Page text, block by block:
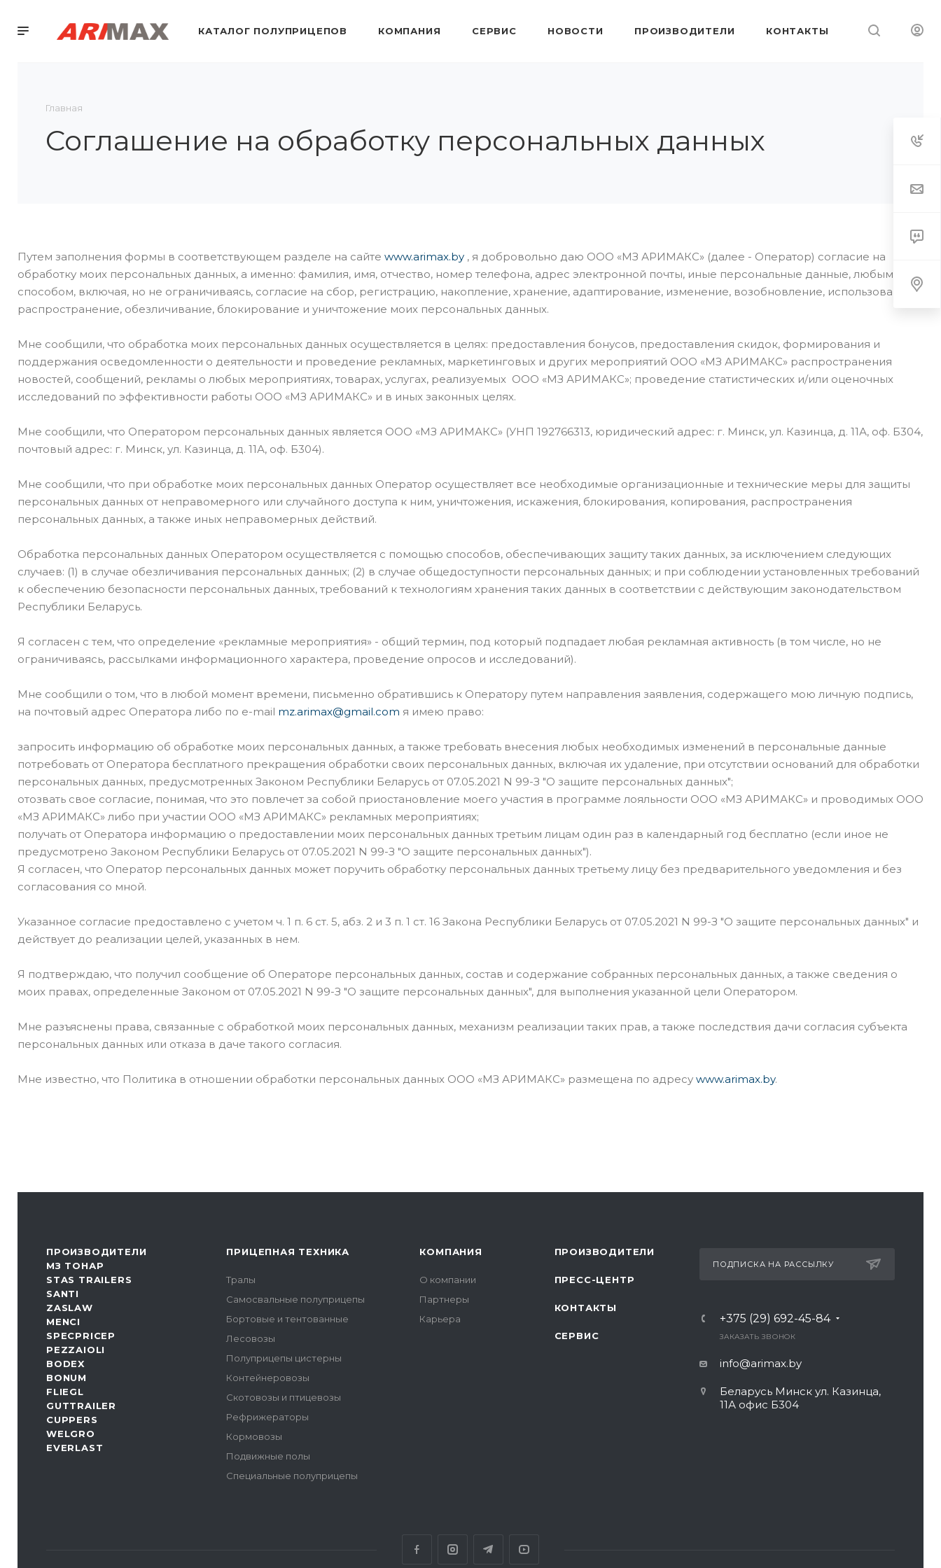
КАТАЛОГ ПОЛУПРИЦЕПОВ КОМПАНИЯ СЕРВИС НОВОСТИ ПРОИЗВОДИТЕЛИ КОНТАКТЫ
Главная
Соглашение на обработку персональных данных
Путем заполнения формы в соответствующем разделе на сайте www.arimax.by , я добровольно даю ООО «МЗ АРИМАКС» (далее - Оператор) согласие на
обработку моих персональных данных, а именно: фамилия, имя, отчество, номер телефона, адрес электронной почты, иные персональные данные, любым
способом, включая, но не ограничиваясь, согласие на сбор, регистрацию, накопление, хранение, адаптирование, изменение, возобновление, использование,
распространение, обезличивание, блокирование и уничтожение моих персональных данных.
Мне сообщили, что обработка моих персональных данных осуществляется в целях: предоставления бонусов, предоставления скидок, формирования и
поддержания осведомленности о деятельности и проведение рекламных, маркетинговых и других мероприятий ООО «МЗ АРИМАКС» распространения
новостей, сообщений, рекламы о любых мероприятиях, товарах, услугах, реализуемых ООО «МЗ АРИМАКС»; проведение статистических и/или оценочных
исследований по эффективности работы ООО «МЗ АРИМАКС» и в иных законных целях.
Мне сообщили, что Оператором персональных данных является ООО «МЗ АРИМАКС» (УНП 192766313, юридический адрес: г. Минск, ул. Казинца, д. 11А, оф. Б304,
почтовый адрес: г. Минск, ул. Казинца, д. 11А, оф. Б304).
Мне сообщили, что при обработке моих персональных данных Оператор осуществляет все необходимые организационные и технические меры для защиты
персональных данных от неправомерного или случайного доступа к ним, уничтожения, искажения, блокирования, копирования, распространения
персональных данных, а также иных неправомерных действий.
Обработка персональных данных Оператором осуществляется с помощью способов, обеспечивающих защиту таких данных, за исключением следующих
случаев: (1) в случае обезличивания персональных данных; (2) в случае общедоступности персональных данных; и при соблюдении установленных требований
к обеспечению безопасности персональных данных, требований к технологиям хранения таких данных в соответствии с действующим законодательством
Республики Беларусь.
Я согласен с тем, что определение «рекламные мероприятия» - общий термин, под который подпадает любая рекламная активность (в том числе, но не
ограничиваясь, рассылками информационного характера, проведение опросов и исследований).
Мне сообщили о том, что в любой момент времени, письменно обратившись к Оператору путем направления заявления, содержащего мою личную подпись,
на почтовый адрес Оператора либо по e-mail mz.arimax@gmail.com я имею право:
запросить информацию об обработке моих персональных данных, а также требовать внесения любых необходимых изменений в персональные данные
потребовать от Оператора бесплатного прекращения обработки своих персональных данных, включая их удаление, при отсутствии оснований для обработки
персональных данных, предусмотренных Законом Республики Беларусь от 07.05.2021 N 99-З "О защите персональных данных";
отозвать свое согласие, понимая, что это повлечет за собой приостановление моего участия в программе лояльности ООО «МЗ АРИМАКС» и проводимых ООО
«МЗ АРИМАКС» либо при участии ООО «МЗ АРИМАКС» рекламных мероприятиях;
получать от Оператора информацию о предоставлении моих персональных данных третьим лицам один раз в календарный год бесплатно (если иное не
предусмотрено Законом Республики Беларусь от 07.05.2021 N 99-З "О защите персональных данных").
Я согласен, что Оператор персональных данных может поручить обработку персональных данных третьему лицу без предварительного уведомления и без
согласования со мной.
Указанное согласие предоставлено с учетом ч. 1 п. 6 ст. 5, абз. 2 и 3 п. 1 ст. 16 Закона Республики Беларусь от 07.05.2021 N 99-З "О защите персональных данных" и
действует до реализации целей, указанных в нем.
Я подтверждаю, что получил сообщение об Операторе персональных данных, состав и содержание собранных персональных данных, а также сведения о
моих правах, определенные Законом от 07.05.2021 N 99-З "О защите персональных данных", для выполнения указанной цели Оператором.
Мне разъяснены права, связанные с обработкой моих персональных данных, механизм реализации таких прав, а также последствия дачи согласия субъекта
персональных данных или отказа в даче такого согласия.
Мне известно, что Политика в отношении обработки персональных данных ООО «МЗ АРИМАКС» размещена по адресу www.arimax.by.
ПРОИЗВОДИТЕЛИ
МЗ ТОНАР
STAS TRAILERS
SANTI
ZASLAW
MENCI
SPECPRICEP
PEZZAIOLI
BODEX
BONUM
FLIEGL
GUTTRAILER
CUPPERS
WELGRO
EVERLAST
ПРИЦЕПНАЯ ТЕХНИКА
Тралы
Самосвальные полуприцепы
Бортовые и тентованные
Лесовозы
Полуприцепы цистерны
Контейнеровозы
Скотовозы и птицевозы
Рефрижераторы
Кормовозы
Подвижные полы
Специальные полуприцепы
КОМПАНИЯ
О компании
Партнеры
Карьера
ПРОИЗВОДИТЕЛИ
ПРЕСС-ЦЕНТР
КОНТАКТЫ
СЕРВИС
ПОДПИСКА НА РАССЫЛКУ
+375 (29) 692-45-84
ЗАКАЗАТЬ ЗВОНОК
info@arimax.by
Беларусь Минск ул. Казинца,
11А офис Б304